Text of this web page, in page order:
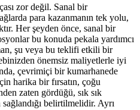
zor değil. Sanal bir
para kazanmanın tek yolu,
Her şeyden önce, sanal bir
bu konuda pekala yardımcı
şu veya bu teklifi etkili bir
önemsiz maliyetlerle iyi
çevrimiçi bir kumarhanede
harika bir fırsatın, çoğu
zaten gördüğü, sık sık
belirtilmelidir. Ayrı